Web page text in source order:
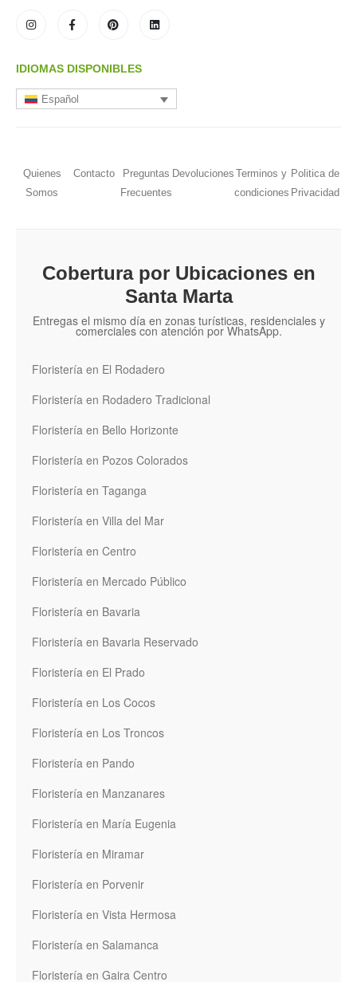
IDIOMAS DISPONIBLES
Español
Quienes
Somos
Contacto
Preguntas
Frecuentes
Devoluciones Terminos y
condiciones
Politica de
Privacidad
Cobertura por Ubicaciones en
Santa Marta
Entregas el mismo día en zonas turísticas, residenciales y
comerciales con atención por WhatsApp.
Floristería en El Rodadero
Floristería en Rodadero Tradicional
Floristería en Bello Horizonte
Floristería en Pozos Colorados
Floristería en Taganga
Floristería en Villa del Mar
Floristería en Centro
Floristería en Mercado Público
Floristería en Bavaria
Floristería en Bavaria Reservado
Floristería en El Prado
Floristería en Los Cocos
Floristería en Los Troncos
Floristería en Pando
Floristería en Manzanares
Floristería en María Eugenia
Floristería en Miramar
Floristería en Porvenir
Floristería en Vista Hermosa
Floristería en Salamanca
Floristería en Gaira Centro